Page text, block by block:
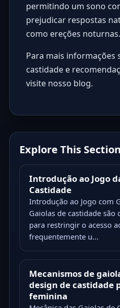
permitindo um sono
prejudicar respostas
como ereções noturnas.
Para mais informações
castidadee
visite nosso blog.
Explore This Section
Introdução ao Jogo
Castidade
Introdução ao Jogo com
Gaiolas de castidade
para restringir o acesso
frequentemente u...
Mecanismos de
design de castidade
feminina